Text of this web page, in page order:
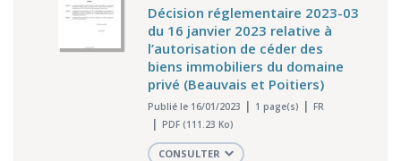
Décision réglementaire 2023-03
du 16 janvier 2023 relative à
l’autorisation de céder des
biens immobiliers du domaine
privé (Beauvais et Poitiers)
Publié le 16/01/2023 1 page(s)
FR
PDF (111.23 Ko)
CONSULTER